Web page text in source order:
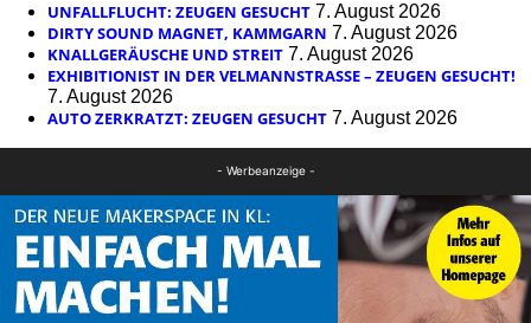
UNFALLFLUCHT: ZEUGEN GESUCHT 7. August 2026
DIRTY SOUND MAGNET, KAMMGARN 7. August 2026
KNALLGERÄUSCHE UND STREIT 7. August 2026
EXHIBITIONIST IN DER VELMANNSTRASSE – ZEUGEN GESUCHT!
7. August 2026
AUTO ZERKRATZT: ZEUGEN GESUCHT 7. August 2026
- Werbeanzeige -